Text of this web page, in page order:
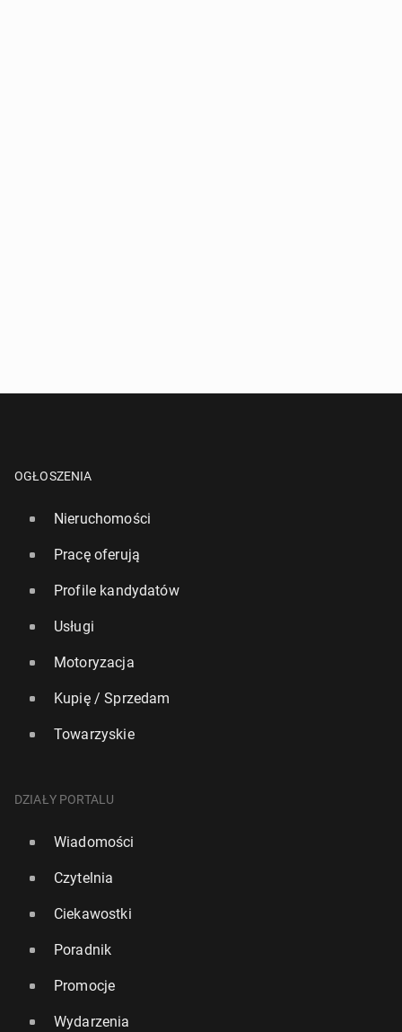
OGŁOSZENIA
Nieruchomości
Pracę oferują
Profile kandydatów
Usługi
Motoryzacja
Kupię / Sprzedam
Towarzyskie
DZIAŁY PORTALU
Wiadomości
Czytelnia
Ciekawostki
Poradnik
Promocje
Wydarzenia